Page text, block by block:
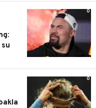
0
0